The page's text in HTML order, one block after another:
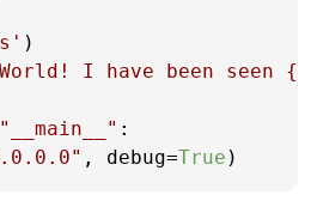
I have been seen
"__main__" :
, debug=True )